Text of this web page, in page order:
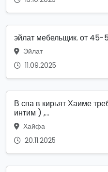
эйлат мебельщик. от 45-
Эйлат
11.09.2025
В спа в кирьят Хаиме
интим ) ,...
Хайфа
20.11.2025